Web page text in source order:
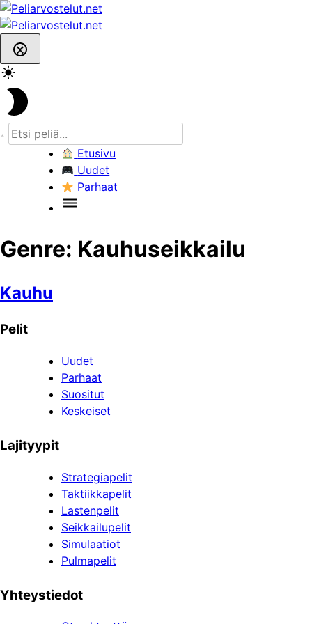
Skip
to
content
Etusivu
Uudet
Parhaat
Genre: Kauhuseikkailu
Kauhu
Pelit
Uudet
Parhaat
Suositut
Keskeiset
Lajityypit
Strategiapelit
Taktiikkapelit
Lastenpelit
Seikkailupelit
Simulaatiot
Pulmapelit
Yhteystiedot